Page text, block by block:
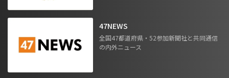
47NEWS
全国47都道府県・52参加新聞社と共同通信
の内外ニュース